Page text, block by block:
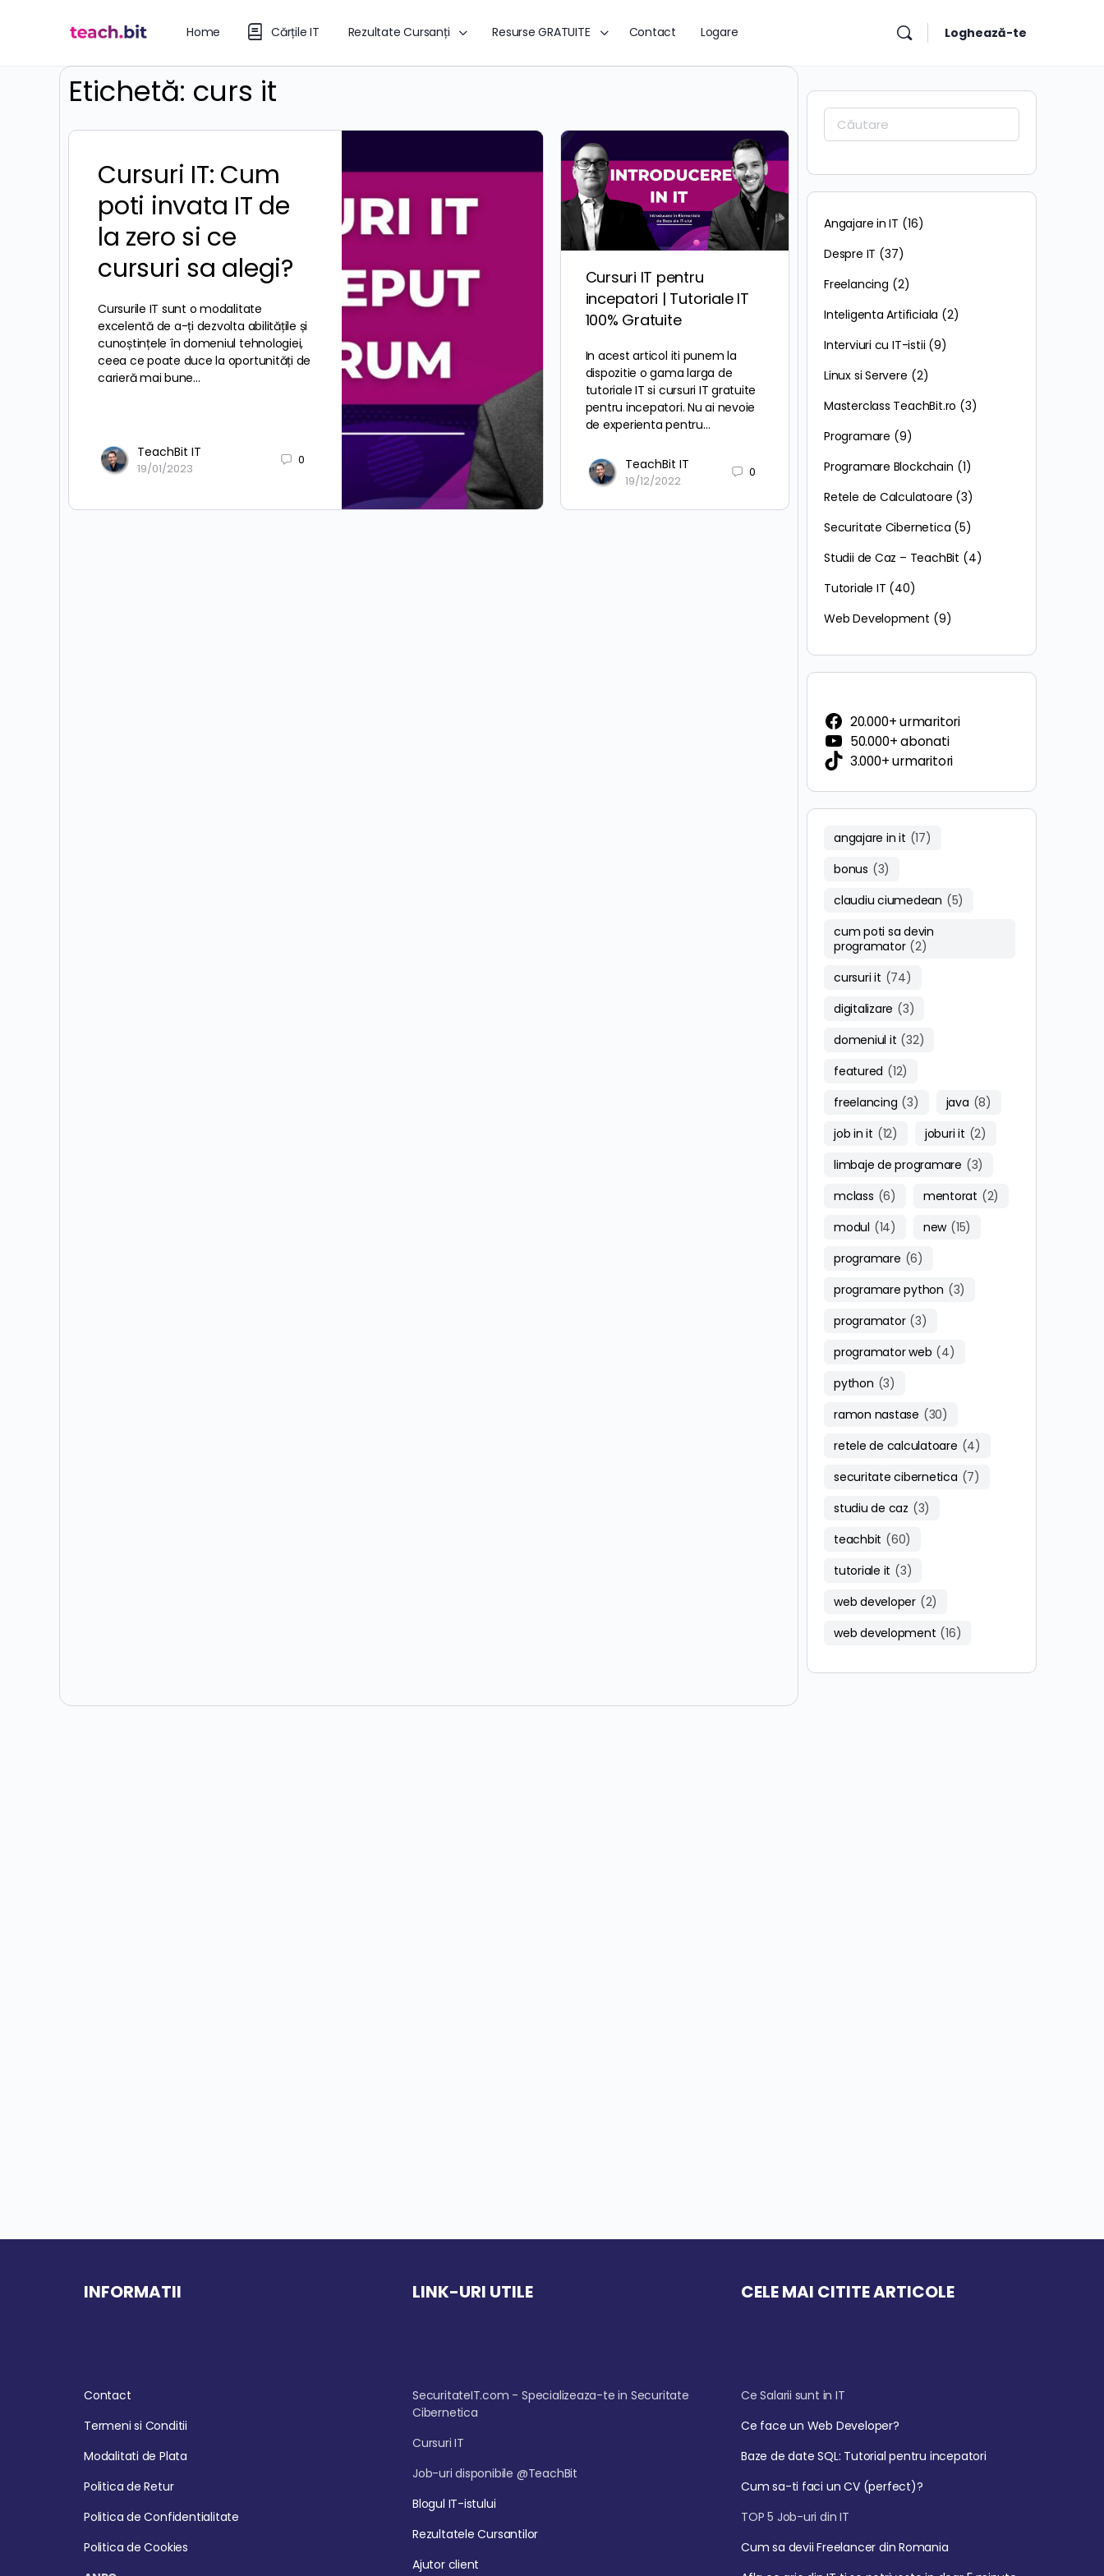
Home Cărțile IT Rezultate Cursanți Resurse GRATUITE Contact Logare Loghează-te
Etichetă: curs it
Cursuri IT: Cum
poti invata IT de
la zero si ce
cursuri sa alegi?
Cursurile IT sunt o modalitate
excelentă de a-ți dezvolta abilitățile și
cunoștințele în domeniul tehnologiei,
ceea ce poate duce la oportunități de
carieră mai bune…
TeachBit IT
19/01/2023
0
Cursuri IT pentru
incepatori | Tutoriale IT
100% Gratuite
In acest articol iti punem la
dispozitie o gama larga de
tutoriale IT si cursuri IT gratuite
pentru incepatori. Nu ai nevoie
de experienta pentru…
TeachBit IT
19/12/2022
0
Caută:
Angajare in IT (16)
Despre IT (37)
Freelancing (2)
Inteligenta Artificiala (2)
Interviuri cu IT-istii (9)
Linux si Servere (2)
Masterclass TeachBit.ro (3)
Programare (9)
Programare Blockchain (1)
Retele de Calculatoare (3)
Securitate Cibernetica (5)
Studii de Caz – TeachBit (4)
Tutoriale IT (40)
Web Development (9)
20.000+ urmaritori
50.000+ abonati
3.000+ urmaritori
angajare in it (17)
bonus (3)
claudiu ciumedean (5)
cum poti sa devin
programator (2)
cursuri it (74)
digitalizare (3)
domeniul it (32)
featured (12)
freelancing (3) java (8)
job in it (12) joburi it (2)
limbaje de programare (3)
mclass (6) mentorat (2)
modul (14) new (15)
programare (6)
programare python (3)
programator (3)
programator web (4)
python (3)
ramon nastase (30)
retele de calculatoare (4)
securitate cibernetica (7)
studiu de caz (3)
teachbit (60)
tutoriale it (3)
web developer (2)
web development (16)
INFORMATII
Contact
Termeni si Conditii
Modalitati de Plata
Politica de Retur
Politica de Confidentialitate
Politica de Cookies
LINK-URI UTILE
SecuritateIT.com - Specializeaza-te in Securitate
Cibernetica
Cursuri IT
Job-uri disponibile @TeachBit
Blogul IT-istului
Rezultatele Cursantilor
Ajutor client
CELE MAI CITITE ARTICOLE
Ce Salarii sunt in IT
Ce face un Web Developer?
Baze de date SQL: Tutorial pentru incepatori
Cum sa-ti faci un CV (perfect)?
TOP 5 Job-uri din IT
Cum sa devii Freelancer din Romania